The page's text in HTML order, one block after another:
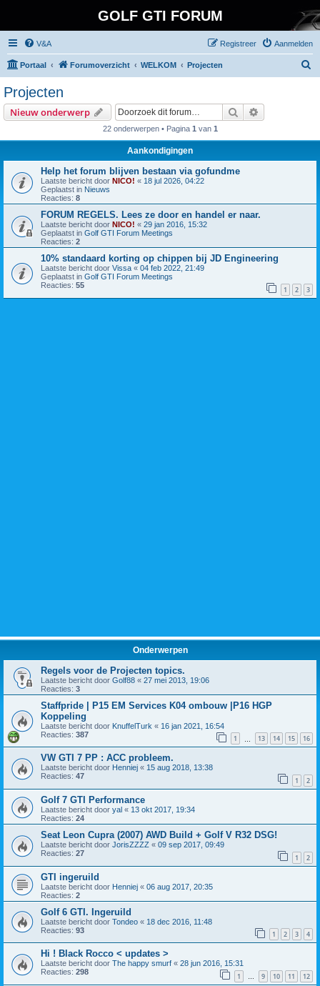
GOLF GTI FORUM
V&A Aanmelden
Registreer
Portaal Forumoverzicht WELKOM Projecten
Projecten
Nieuw onderwerp Zoek
22 onderwerpen • Pagina 1 van 1
Aankondigingen
Help het forum blijven bestaan via gofundme
Laatste bericht door NICO! « 18 jul 2026, 04:22
Geplaatst in Nieuws
Reacties: 8
FORUM REGELS. Lees ze door en handel er naar.
Laatste bericht door NICO! « 29 jan 2016, 15:32
Geplaatst in Golf GTI Forum Meetings
Reacties: 2
10% standaard korting op chippen bij JD Engineering
Laatste bericht door Vissa « 04 feb 2022, 21:49
Geplaatst in Golf GTI Forum Meetings
Reacties: 55 1 2 3
Onderwerpen
Regels voor de Projecten topics.
Laatste bericht door Golf88 « 27 mei 2013, 19:06
Reacties: 3
Staffpride | P15 EM Services K04 ombouw |P16 HGP
Koppeling
Laatste bericht door KnuffelTurk « 16 jan 2021, 16:54
Reacties: 387 1 13 14 15 16
VW GTI 7 PP : ACC probleem.
Laatste bericht door Henniej « 15 aug 2018, 13:38
Reacties: 47 1 2
Golf 7 GTI Performance
Laatste bericht door yal « 13 okt 2017, 19:34
Reacties: 24
Seat Leon Cupra (2007) AWD Build + Golf V R32 DSG!
Laatste bericht door JorisZZZZ « 09 sep 2017, 09:49
Reacties: 27 1 2
GTI ingeruild
Laatste bericht door Henniej « 06 aug 2017, 20:35
Reacties: 2
Golf 6 GTI. Ingeruild
Laatste bericht door Tondeo « 18 dec 2016, 11:48
Reacties: 93 1 2 3 4
Hi ! Black Rocco < updates >
Laatste bericht door The happy smurf « 28 jun 2016, 15:31
Reacties: 298 1 … 9 10 11 12